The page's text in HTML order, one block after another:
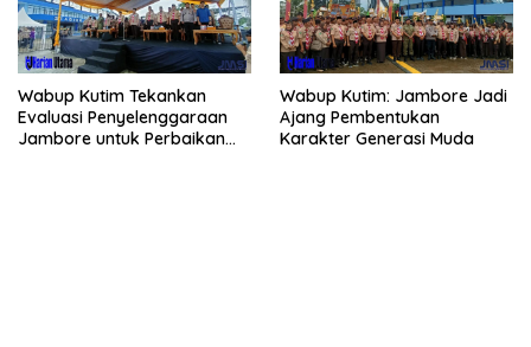
Wabup Kutim Tekankan
Evaluasi Penyelenggaraan
Jambore untuk Perbaikan
Wabup Kutim: Jambore Jadi
Ajang Pembentukan
Karakter Generasi Muda